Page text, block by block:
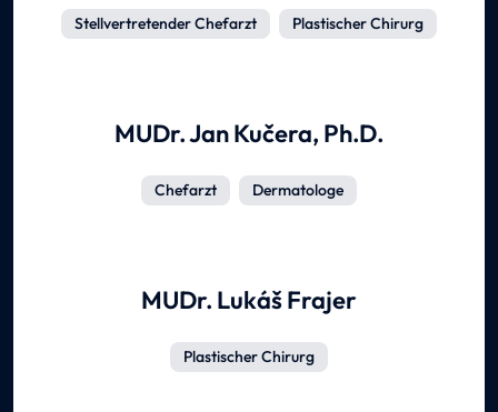
Stellvertretender Chefarzt Plastischer Chirurg
MUDr. Jan Kučera, Ph.D.
Chefarzt Dermatologe
MUDr. Lukáš Frajer
Plastischer Chirurg